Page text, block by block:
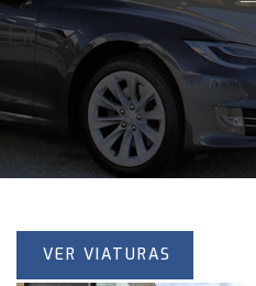
VER VIATURAS